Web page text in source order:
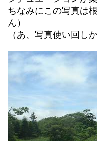
ちなみにこの写真は
ん）
（あ、写真使い回し